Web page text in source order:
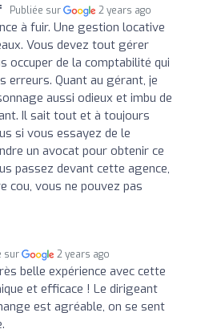
Publiée sur 2 years ago
à fuir. Une gestion locative
Vous devez tout gérer
occuper de la comptabilité qui
erreurs. Quant au gérant, je
aussi odieux et imbu de
Il sait tout et à toujours
si vous essayez de le
un avocat pour obtenir ce
passez devant cette agence,
cou, vous ne pouvez pas
sur 2 years ago
belle expérience avec cette
et efficace ! Le dirigeant
est agréable, on se sent